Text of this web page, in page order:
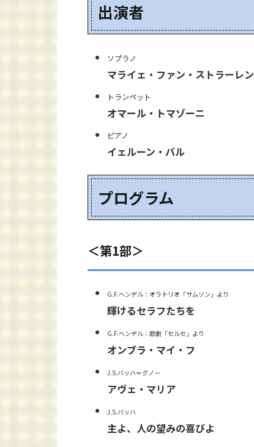
出演者
ソプラノ
マライェ・ファン・ストラーレン
トランペット
オマール・トマゾーニ
ピアノ
イェルーン・バル
プログラム
＜第1部＞
G.F.ヘンデル：オラトリオ「サムソン」より
輝けるセラフたちを
G.F.ヘンデル：歌劇「セルセ」より
オンブラ・マイ・フ
J.S.バッハ＝グノー
アヴェ・マリア
J.S.バッハ
主よ、人の望みの喜びよ